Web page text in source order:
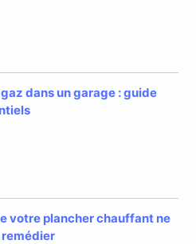
dans un garage : guide
votre plancher chauffant ne
remédier